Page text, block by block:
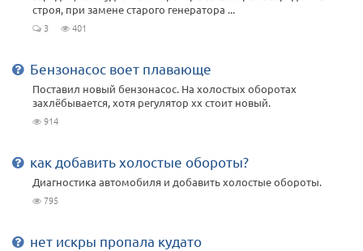
строя, при замене старого генератора ...
3 401
Бензонасос воет плавающе
Поставил новый бензонасос. На холостых оборотах
захлёбывается, хотя регулятор хх стоит новый.
914
как добавить холостые обороты?
Диагностика автомобиля и добавить холостые обороты.
795
нет искры пропала кудато